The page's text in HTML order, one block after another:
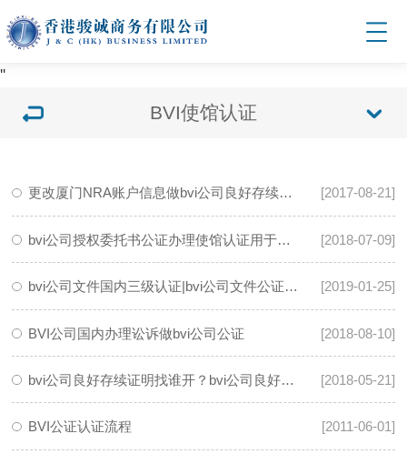
''
BVI使馆认证
更改厦门NRA账户信息做bvi公司良好存续证明公证使馆认证 [2017-08-21]
bvi公司授权委托书公证办理使馆认证用于股票操作 [2018-07-09]
bvi公司文件国内三级认证|bvi公司文件公证英国使馆认证流程 [2019-01-25]
BVI公司国内办理讼诉做bvi公司公证 [2018-08-10]
bvi公司良好存续证明找谁开？bvi公司良好存续证明（goodstanding）公证怎么做？ [2018-05-21]
BVI公证认证流程 [2011-06-01]